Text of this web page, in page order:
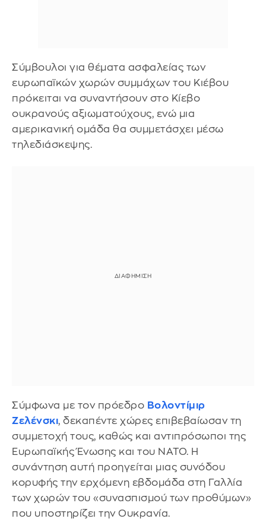
Σύμβουλοι για θέματα ασφαλείας των
ευρωπαϊκών χωρών συμμάχων του Κιέβου
πρόκειται να συναντήσουν στο Κίεβο
ουκρανούς αξιωματούχους, ενώ μια
αμερικανική ομάδα θα συμμετάσχει μέσω
τηλεδιάσκεψης.
Σύμφωνα με τον πρόεδρο Βολοντίμιρ
Ζελένσκι, δεκαπέντε χώρες επιβεβαίωσαν τη
συμμετοχή τους, καθώς και αντιπρόσωποι της
Ευρωπαϊκής Ένωσης και του ΝΑΤΟ. Η
συνάντηση αυτή προηγείται μιας συνόδου
κορυφής την ερχόμενη εβδομάδα στη Γαλλία
των χωρών του «συνασπισμού των προθύμων»
που υποστηρίζει την Ουκρανία.